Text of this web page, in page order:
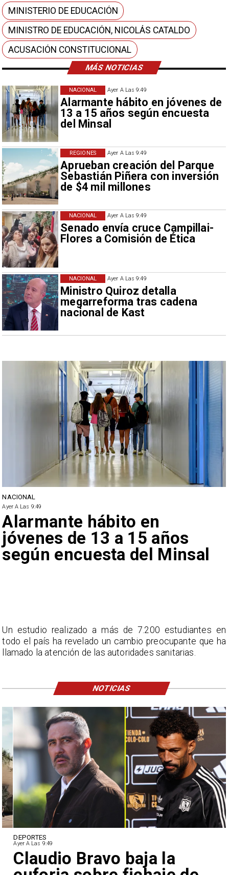
MÁS NOTICIAS
Ayer A Las 9:49
Alarmante hábito en jóvenes de
13 a 15 años según encuesta
del Minsal
NACIONAL
Ayer A Las 9:49
Aprueban creación del Parque
Sebastián Piñera con inversión
de $4 mil millones
REGIONES
Ayer A Las 9:49
Senado envía cruce Campillai-
Flores a Comisión de Ética
NACIONAL
Ayer A Las 9:49
Ministro Quiroz detalla
megarreforma tras cadena
nacional de Kast
NACIONAL
MINISTERIO DE EDUCACIÓN
MINISTRO DE EDUCACIÓN, NICOLÁS CATALDO
ACUSACIÓN CONSTITUCIONAL
DEPORTES
Ayer A Las 9:49
Claudio Bravo baja la
NACIONAL
Ayer A Las 9:49
Alarmante hábito en
jóvenes de 13 a 15 años
según encuesta del Minsal
Un estudio realizado a más de 7.200 estudiantes en
todo el país ha revelado un cambio preocupante que ha
llamado la atención de las autoridades sanitarias.
NOTICIAS